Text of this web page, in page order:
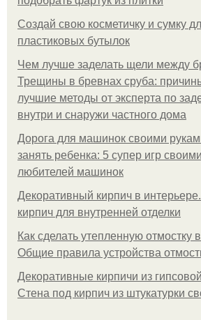
Создай свою косметичку и сумку
пластиковых бутылок
Чем лучше заделать щели между
Трещины в бревнах сруба:
лучшие методы от эксперта по
внутри и снаружи частного дома
Дорога для машинок своими
занять ребенка: 5 супер игр
любителей машинок
Декоративный кирпич в
кирпич для внутренней отделки
Как сделать утепленную отмостку
Общие правила устройства
Декоративные кирпичи из
Стена под кирпич из штукатурки